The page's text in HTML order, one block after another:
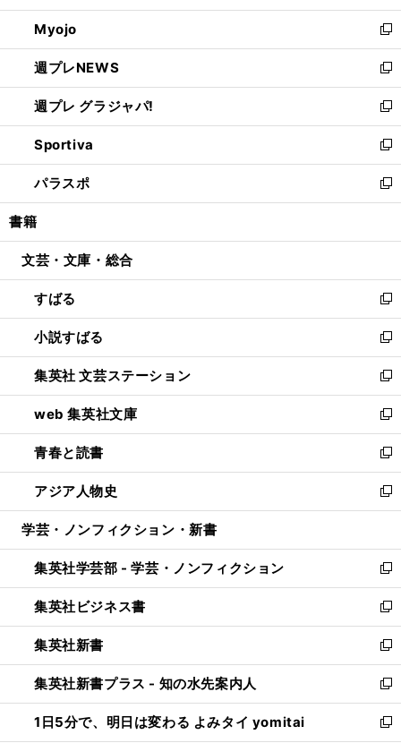
開
く
ウ
で
開
く
ン
ド
ウ
で
開
く
ウ
ィ
ン
ド
ウ
で
開
く
Myojo
新
し
い
ウ
ィ
ン
ド
ウ
で
開
週プレNEWS
新
し
い
ウ
ィ
ン
ド
ウ
開
週プレ グラジャパ!
新
し
い
ウ
ィ
ン
ウ
開
く
Sportiva
新
し
い
ウ
ン
ウ
で
開
く
パラスポ
新
し
ウ
ン
ド
ウ
で
開
く
書籍
文芸・文庫・総合
すばる
新
し
い
ウ
ィ
ン
ド
ウ
で
開
く
小説すばる
新
し
い
ウ
ィ
ン
ド
ウ
で
開
集英社 文芸ステーション
新
し
い
ウ
ィ
ン
ド
ウ
開
く
web 集英社文庫
新
し
い
ウ
ィ
ン
ウ
で
開
く
青春と読書
新
し
い
ウ
ン
ド
ウ
で
開
く
アジア人物史
新
し
ウ
ィ
ン
ド
ウ
で
開
く
学芸・ノンフィクション・新書
集英社学芸部 - 学芸・ノンフィクション
新
し
い
ウ
ィ
ン
ド
ウ
で
集英社ビジネス書
新
し
い
ウ
ィ
ン
ド
集英社新書
新
し
い
ウ
ィ
集英社新書プラス - 知の水先案内人
新
し
い
1日5分で、明日は変わる よみタイ yomitai
新